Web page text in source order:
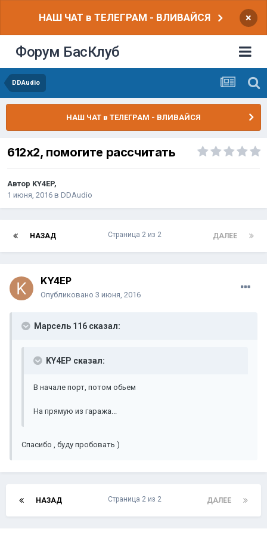
НАШ ЧАТ в ТЕЛЕГРАМ - ВЛИВАЙСЯ ×
Форум БасКлуб
DDAudio
НАШ ЧАТ в ТЕЛЕГРАМ - ВЛИВАЙСЯ
612х2, помогите рассчитать
Автор KY4EP,
1 июня, 2016 в DDAudio
НАЗАД ДАЛЕЕ
Страница 2 из 2
KY4EP
Опубликовано 3 июня, 2016
Марсель 116 сказал:
KY4EP сказал:
В начале порт, потом обьем
На прямую из гаража...
Спасибо , буду пробовать )
НАЗАД ДАЛЕЕ
Страница 2 из 2